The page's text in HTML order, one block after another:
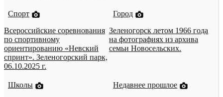
Спорт
Всероссийские соревнования
по спортивному
ориентированию «Невский
спринт». Зеленогорский парк,
06.10.2025 г.
Город
Зеленогорск летом 1966 года
на фотографиях из архива
семьи Новосельских.
Школы
Недавнее прошлое